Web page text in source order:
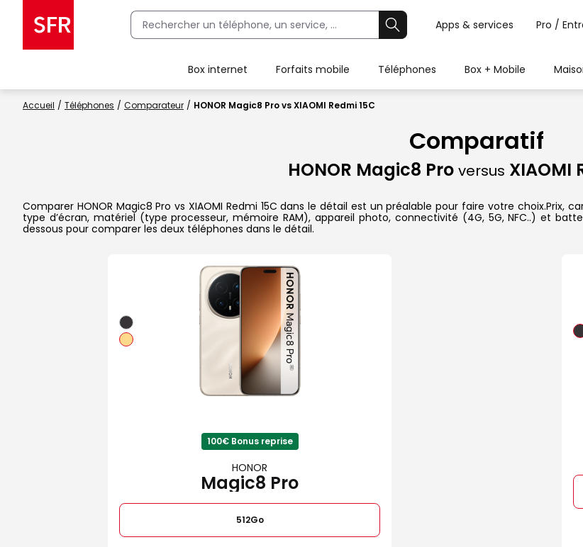
Apps & services Pro /
Box internet Forfaits mobile Téléphones Box + Mobile
Accueil Téléphones Comparateur HONOR Magic8 Pro vs XIAOMI Redmi 15C
Comparatif
HONOR Magic8 Pro versus XIAOMI
Comparer HONOR Magic8 Pro vs XIAOMI Redmi 15C dans le détail est un préalable pour faire votre
type d’écran, matériel (type processeur, mémoire RAM), appareil photo, connectivité (4G, 5G, NFC..) et
dessous pour comparer les deux téléphones dans le détail.
100€ Bonus reprise
HONOR
Magic8 Pro
512Go